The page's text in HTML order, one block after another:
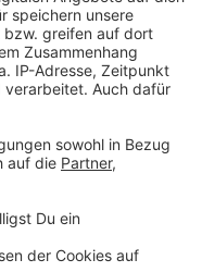
werden. Eine
gültig.
mit einem "Ars
Die
User, der unter
einen
zu
per Zufall